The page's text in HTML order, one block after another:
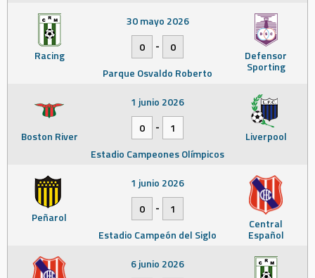
Racing Defensor
Sporting
30 mayo 2026
0
-
0
Parque Osvaldo Roberto
Boston River Liverpool
1 junio 2026
0
-
1
Estadio Campeones Olímpicos
Peñarol Central
Español
1 junio 2026
0
-
1
Estadio Campeón del Siglo
6 junio 2026